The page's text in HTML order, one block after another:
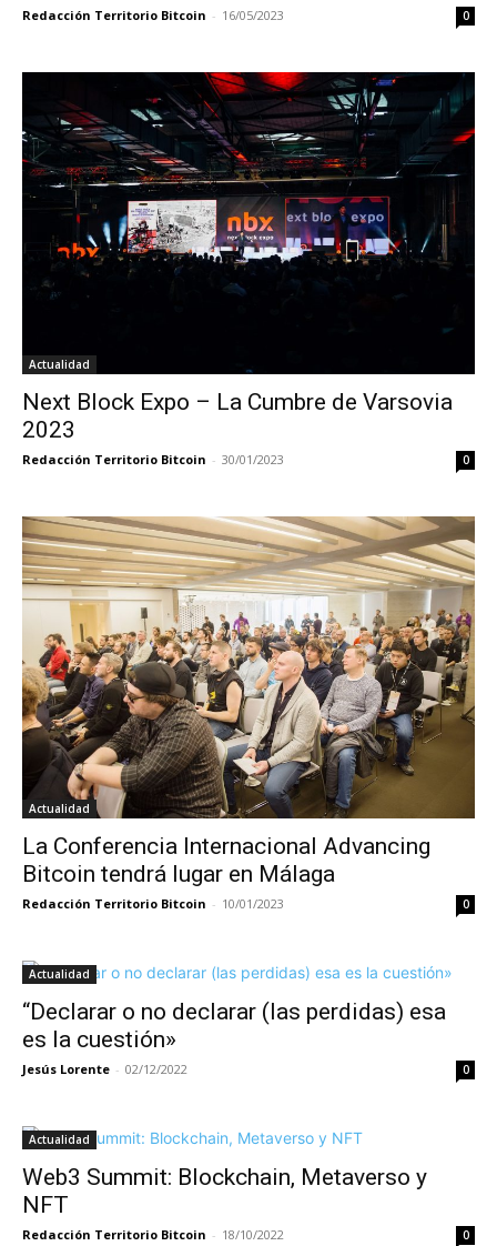
Redacción Territorio Bitcoin - 16/05/2023 0
Actualidad
Next Block Expo – La Cumbre de Varsovia
2023
Redacción Territorio Bitcoin - 30/01/2023 0
Actualidad
La Conferencia Internacional Advancing
Bitcoin tendrá lugar en Málaga
Redacción Territorio Bitcoin - 10/01/2023 0
Actualidad
“Declarar o no declarar (las perdidas) esa
es la cuestión»
Jesús Lorente - 02/12/2022 0
Actualidad
Web3 Summit: Blockchain, Metaverso y
NFT
Redacción Territorio Bitcoin - 18/10/2022 0